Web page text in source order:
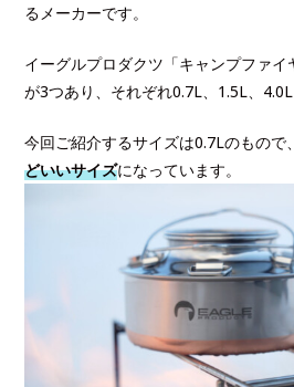
るメーカーです。
イーグルプロダクツ「キャンプファ
が3つあり、それぞれ0.7L、1.5L、4.0L
今回ご紹介するサイズは0.7Lのもので
どいいサイズになっています。